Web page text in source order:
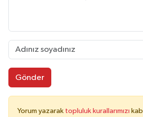
Gönder
Yorum yazarak topluluk kurallarımızı